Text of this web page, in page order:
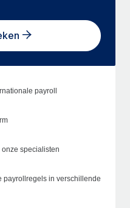
payroll
specialisten
payrollregels in verschillende